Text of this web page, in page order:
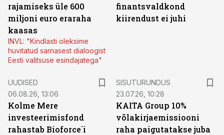
rajamiseks üle 600
miljoni euro eraraha
kaasas
INVL: "Kindlasti oleksime
huvitatud sarnasest dialoogist
Eesti valitsuse esindajatega"
finantsvaldkond
kiirendust ei juhi
UUDISED
06.08.26, 13:06
Kolme Mere
investeerimisfond
rahastab Bioforce´i
SISUTURUNDUS
23.07.26, 10:28
KAITA Group 10%
võlakirjaemissiooni
raha paigutatakse juba